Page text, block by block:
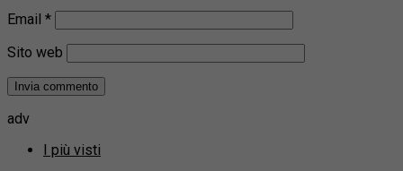
Email *
Sito web
adv
I più visti